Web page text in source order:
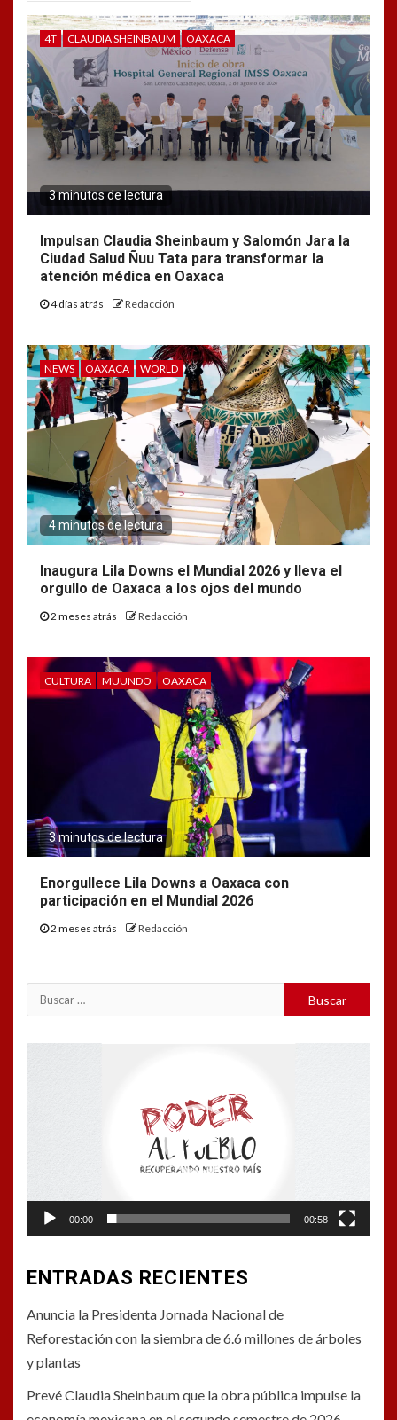
4T CLAUDIA SHEINBAUM OAXACA
3 minutos de lectura
Impulsan Claudia Sheinbaum y Salomón Jara la
Ciudad Salud Ñuu Tata para transformar la
atención médica en Oaxaca
4 días atrás Redacción
NEWS OAXACA WORLD
4 minutos de lectura
Inaugura Lila Downs el Mundial 2026 y lleva el
orgullo de Oaxaca a los ojos del mundo
2 meses atrás Redacción
CULTURA MUUNDO OAXACA
3 minutos de lectura
Enorgullece Lila Downs a Oaxaca con
participación en el Mundial 2026
2 meses atrás Redacción
Buscar:
00:00 00:58
ENTRADAS RECIENTES
Anuncia la Presidenta Jornada Nacional de
Reforestación con la siembra de 6.6 millones de árboles
y plantas
Prevé Claudia Sheinbaum que la obra pública impulse la